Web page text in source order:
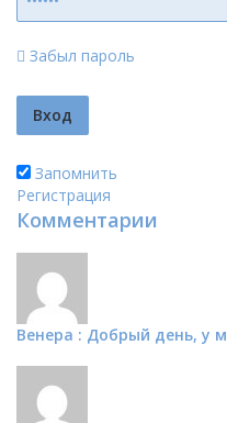
Забыл пароль
Запомнить
Регистрация
Комментарии
Венера : Добрый день, у